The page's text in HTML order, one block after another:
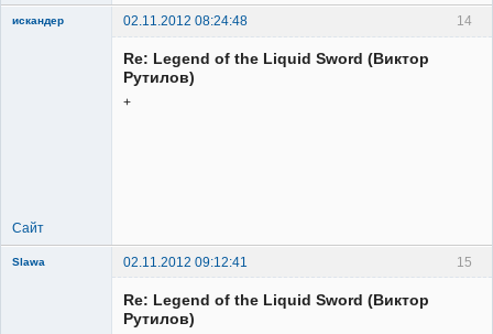
14
искандер
02.11.2012 08:24:48
Re: Legend of the Liquid Sword (Виктор
Рутилов)
+
Сайт
15
Slawa
02.11.2012 09:12:41
Re: Legend of the Liquid Sword (Виктор
Рутилов)